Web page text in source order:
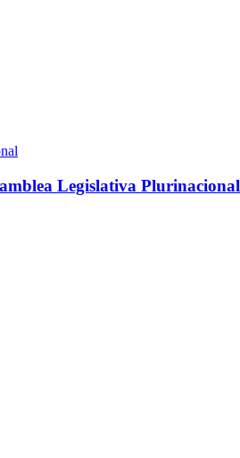
Legislativa Plurinacional